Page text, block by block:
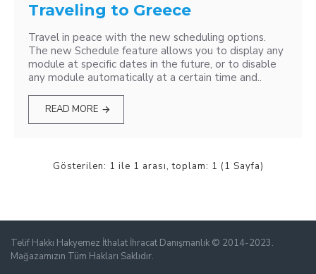
Traveling to Greece
Travel in peace with the new scheduling options.
The new Schedule feature allows you to display any
module at specific dates in the future, or to disable
any module automatically at a certain time and..
READ MORE
Gösterilen: 1 ile 1 arası, toplam: 1 (1 Sayfa)
Telif Hakkı Hakyemez İthalat İhracat Danışmanlık © 2014-2023.
Mağazamızın Tüm Hakları Saklıdır.